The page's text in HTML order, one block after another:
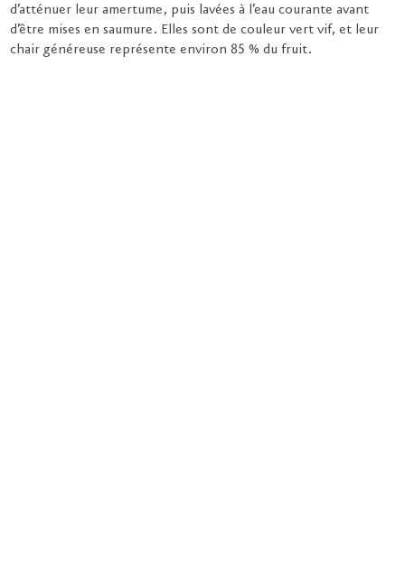
d’atténuer leur amertume, puis lavées à l’eau courante avant
d’être mises en saumure. Elles sont de couleur vert vif, et leur
chair généreuse représente environ 85 % du fruit.